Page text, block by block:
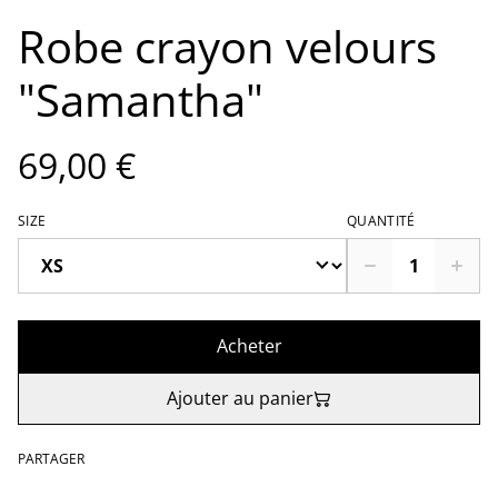
Robe crayon velours
"Samantha"
69,00 €
SIZE QUANTITÉ
Acheter
Ajouter au panier
PARTAGER